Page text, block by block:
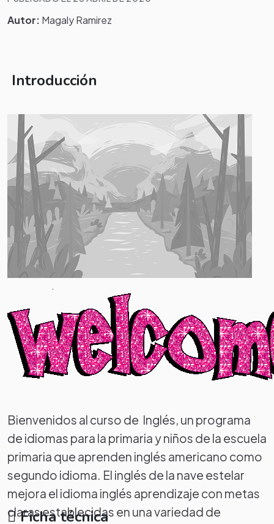
Autor: Magaly Ramirez
Introducción
.
Bienvenidos al curso de Inglés, un programa
de idiomas para la primaria y niños de la escuela
primaria que aprenden inglés americano como
segundo idioma. El inglés de la nave estelar
mejora el idioma inglés aprendizaje con metas
claras establecidas en una variedad de
Ficha técnica